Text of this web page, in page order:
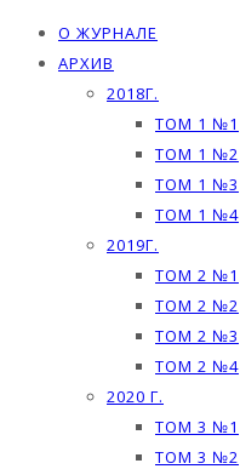
О ЖУРНАЛЕ
АРХИВ
2018Г.
ТОМ 1 №1
ТОМ 1 №2
ТОМ 1 №3
ТОМ 1 №4
2019Г.
ТОМ 2 №1
ТОМ 2 №2
ТОМ 2 №3
ТОМ 2 №4
2020 Г.
ТОМ 3 №1
ТОМ 3 №2